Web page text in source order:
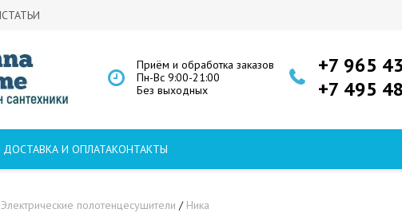
СТАТЬИ
Приём и обработка заказов
Пн-Вс 9:00-21:00
Без выходных
+7 965
+7 495
ДОСТАВКА И ОПЛАТАКОНТАКТЫ
Электрические полотенцесушители / Ника